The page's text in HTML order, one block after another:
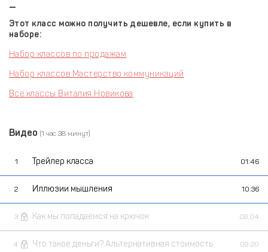
—
Этот класс можно получить дешевле, если купить в
наборе:
Набор классов по продажам
Набор классов Мастерство коммуникаций
Все классы Виталия Новикова
Видео (1 час 38 минут)
1 Трейлер класса 01:46
2 Иллюзии мышления 10:36
3 Как мы попадаемся на крючок 08:04
4 Что такое деньги? Альтернативная стоимость 09:20